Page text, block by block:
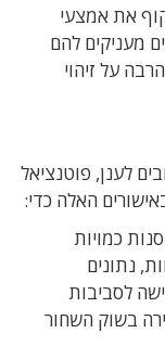
את אמצעי
מעניקים להם
על זיהוי
לענן, פוטנציאל
האלה כדי:
כמויות
נתונים
לסביבות
בשוק השחור